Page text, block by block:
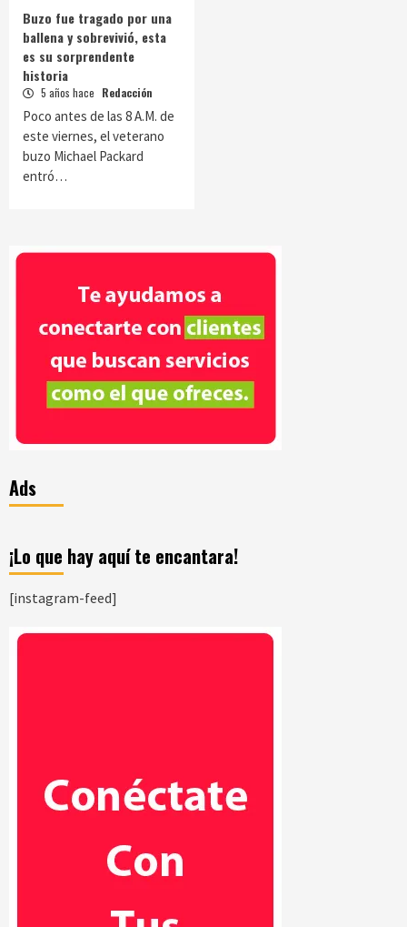
Buzo fue tragado por una
ballena y sobrevivió, esta
es su sorprendente
historia
5 años hace Redacción
Poco antes de las 8 A.M. de
este viernes, el veterano
buzo Michael Packard
entró…
Ads
¡Lo que hay aquí te encantara!
[instagram-feed]